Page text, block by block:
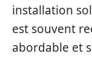
installation
est souvent
abordable et